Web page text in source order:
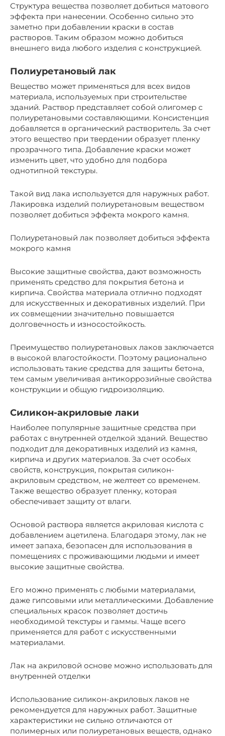
Структура вещества позволяет добиться матового
эффекта при нанесении. Особенно сильно это
заметно при добавлении краски в состав
растворов. Таким образом можно добиться
внешнего вида любого изделия с конструкцией.
Полиуретановый лак
Вещество может применяться для всех видов
материала, используемых при строительстве
зданий. Раствор представляет собой олигомер с
полиуретановыми составляющими. Консистенция
добавляется в органический растворитель. За счет
этого вещество при твердении образует пленку
прозрачного типа. Добавление краски может
изменить цвет, что удобно для подбора
однотипной текстуры.
Такой вид лака используется для наружных работ.
Лакировка изделий полиуретановым веществом
позволяет добиться эффекта мокрого камня.
Полиуретановый лак позволяет добиться эффекта
мокрого камня
Высокие защитные свойства, дают возможность
применять средство для покрытия бетона и
кирпича. Свойства материала отлично подходят
для искусственных и декоративных изделий. При
их совмещении значительно повышается
долговечность и износостойкость.
Преимущество полиуретановых лаков заключается
в высокой влагостойкости. Поэтому рационально
использовать такие средства для защиты бетона,
тем самым увеличивая антикоррозийные свойства
конструкции и общую гидроизоляцию.
Силикон-акриловые лаки
Наиболее популярные защитные средства при
работах с внутренней отделкой зданий. Вещество
подходит для декоративных изделий из камня,
кирпича и других материалов. За счет особых
свойств, конструкция, покрытая силикон-
акриловым средством, не желтеет со временем.
Также вещество образует пленку, которая
обеспечивает защиту от влаги.
Основой раствора является акриловая кислота с
добавлением ацетилена. Благодаря этому, лак не
имеет запаха, безопасен для использования в
помещениях с проживающими людьми и имеет
высокие защитные свойства.
Его можно применять с любыми материалами,
даже гипсовыми или металлическими. Добавление
специальных красок позволяет достичь
необходимой текстуры и гаммы. Чаще всего
применяется для работ с искусственными
материалами.
Лак на акриловой основе можно использовать для
внутренней отделки
Использование силикон-акриловых лаков не
рекомендуется для наружных работ. Защитные
характеристики не сильно отличаются от
полимерных или полиуретановых веществ, однако